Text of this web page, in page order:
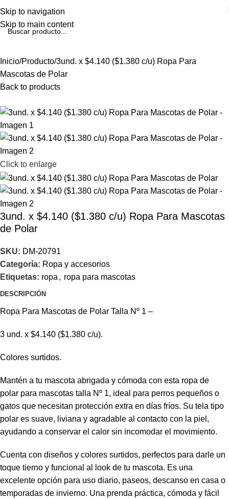
Skip to navigation
Skip to main content
Inicio Producto 3und. x $4.140 ($1.380 c/u) Ropa Para
Mascotas de Polar
Back to products
Click to enlarge
3und. x $4.140 ($1.380 c/u) Ropa Para Mascotas
de Polar
SKU: DM-20791
Categoría: Ropa y accesorios
Etiquetas: ropa , ropa para mascotas
DESCRIPCIÓN
Ropa Para Mascotas de Polar Talla Nº 1 –
3 und. x $4.140 ($1.380 c/u).
Colores surtidos.
Mantén a tu mascota abrigada y cómoda con esta ropa de
polar para mascotas talla Nº 1, ideal para perros pequeños o
gatos que necesitan protección extra en días fríos. Su tela tipo
polar es suave, liviana y agradable al contacto con la piel,
ayudando a conservar el calor sin incomodar el movimiento.
Cuenta con diseños y colores surtidos, perfectos para darle un
toque tierno y funcional al look de tu mascota. Es una
excelente opción para uso diario, paseos, descanso en casa o
temporadas de invierno. Una prenda práctica, cómoda y fácil